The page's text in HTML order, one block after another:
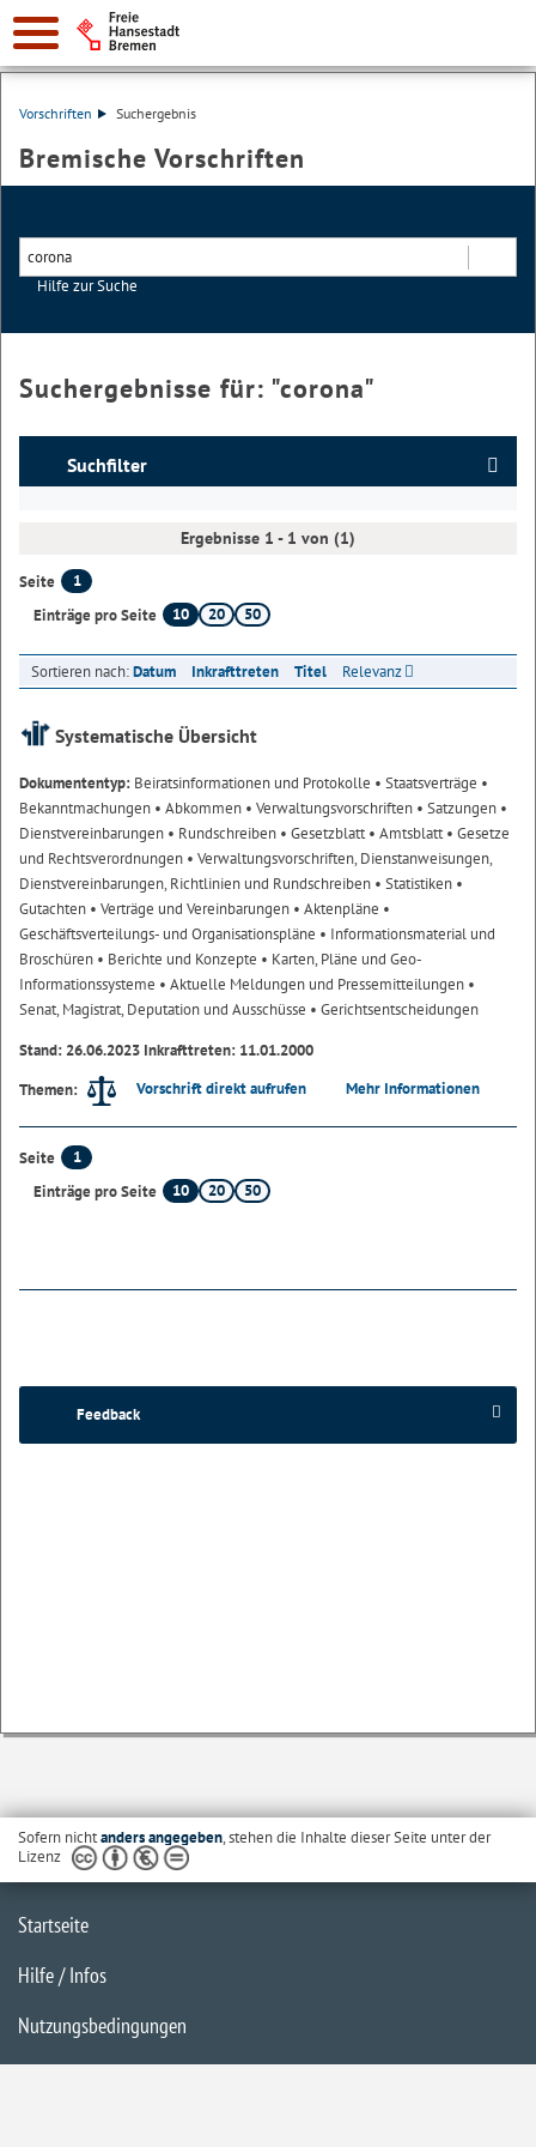
Vorschriften Suchergebnis
Bremische Vorschriften
Hilfe zur Suche
Suchergebnisse für: "corona"
Suchfilter
Ergebnisse 1 - 1 von (1)
Seite
1
Einträge pro Seite
10 20 50
Sortieren nach:Datum Inkrafttreten Titel Relevanz
Systematische Übersicht
Dokumententyp: Beiratsinformationen und Protokolle • Staatsverträge •
Bekanntmachungen • Abkommen • Verwaltungsvorschriften • Satzungen •
Dienstvereinbarungen • Rundschreiben • Gesetzblatt• Amtsblatt• Gesetze
und Rechtsverordnungen • Verwaltungsvorschriften, Dienstanweisungen,
Dienstvereinbarungen, Richtlinien und Rundschreiben • Statistiken •
Gutachten • Verträge und Vereinbarungen • Aktenpläne •
Geschäftsverteilungs- und Organisationspläne • Informationsmaterial und
Broschüren • Berichte und Konzepte • Karten, Pläne und Geo-
Informationssysteme • Aktuelle Meldungen und Pressemitteilungen •
Senat, Magistrat, Deputation und Ausschüsse • Gerichtsentscheidungen
Stand: 26.06.2023 Inkrafttreten: 11.01.2000
Themen:
Vorschrift direkt aufrufen Mehr Informationen
Seite
1
Einträge pro Seite
10 20 50
Feedback
Sofern nichtanders angegeben, stehen die Inhalte dieser Seite unter der
Lizenz
Startseite
Hilfe / Infos
Nutzungsbedingungen